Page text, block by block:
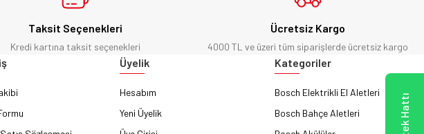
Taksit Seçenekleri
Kredi kartına taksit seçenekleri
Ücretsiz Kargo
4000 TL ve üzeri tüm siparişlerde ücretsiz kargo
Üyelik
Hesabım
Yeni Üyelik
Kategoriler
Bosch Elektrikli El Aletleri
Bosch Bahçe Aletleri